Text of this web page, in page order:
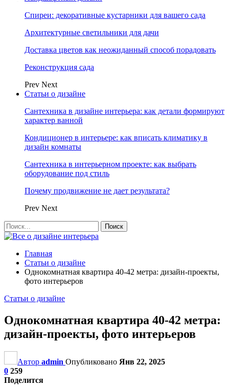
Спиреи: декоративные кустарники для вашего сада
Архитектурные светильники для дачи
Доставка цветов как неожиданный способ порадовать
Реконструкция сада
Prev Next
Статьи о дизайне
Сантехника в дизайне интерьера: как детали формируют
характер ванной
Кондиционер в интерьере: как вписать климатику в
дизайн комнаты
Сантехника в интерьерном проекте: как выбрать
оборудование под стиль
Почему продвижение не дает результата?
Prev Next
Главная
Статьи о дизайне
Однокомнатная квартира 40-42 метра: дизайн-проекты,
фото интерьеров
Статьи о дизайне
Однокомнатная квартира 40-42 метра:
дизайн-проекты, фото интерьеров
Автор admin Опубликовано Янв 22, 2025
0 259
Поделится